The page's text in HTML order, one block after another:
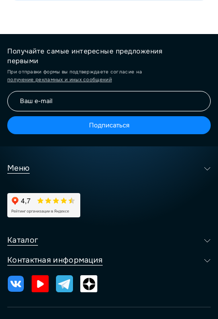
Получайте самые интересные предложения
первыми
При отправки формы вы подтверждаете согласие на
получение рекламных и иных сообщений
Подписаться
Меню
Каталог
Контактная информация